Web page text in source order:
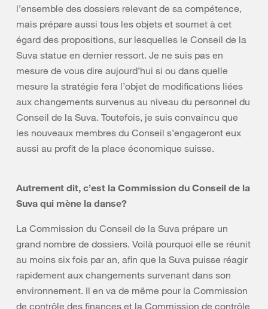
l’ensemble des dossiers relevant de sa compétence,
mais prépare aussi tous les objets et soumet à cet
égard des propositions, sur lesquelles le Conseil de la
Suva statue en dernier ressort. Je ne suis pas en
mesure de vous dire aujourd’hui si ou dans quelle
mesure la stratégie fera l’objet de modifications liées
aux changements survenus au niveau du personnel du
Conseil de la Suva. Toutefois, je suis convaincu que
les nouveaux membres du Conseil s’engageront eux
aussi au profit de la place économique suisse.
Autrement dit, c’est la Commission du Conseil de la
Suva qui mène la danse?
La Commission du Conseil de la Suva prépare un
grand nombre de dossiers. Voilà pourquoi elle se réunit
au moins six fois par an, afin que la Suva puisse réagir
rapidement aux changements survenant dans son
environnement. Il en va de même pour la Commission
de contrôle des finances et la Commission de contrôle